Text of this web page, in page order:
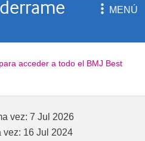
MENÚ
acceder a todo el BMJ Best
vez: 7 Jul 2026
vez: 16 Jul 2024